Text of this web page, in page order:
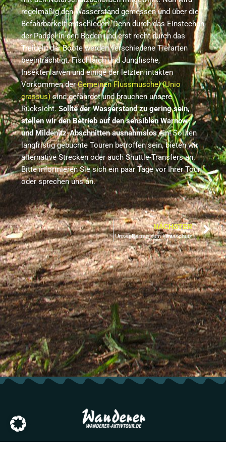
regelmäßig den Wasserstand gemessen und über die
Befahrbarkeit entschieden. Denn durch das Einstechen
der Paddel in den Boden und erst recht durch das
Treideln der Boote werden verschiedene Tierarten
beeinträchtigt. Fischlaich und Jungfische,
Insektenlarven und einige der letzten intakten
Vorkommen derGemeinen Flussmuschel (Unio
crassus)sind gefährdet und brauchen unsere
Rücksicht.Sollte der Wasserstand zu gering sein,
stellen wir den Betrieb auf den sensiblen Warnow-
und Mildenitz-Abschnitten ausnahmslos ein!Sollten
langfristig gebuchte Touren betroffen sein, bieten wir
alternative Strecken oder auch Shuttle-Transfers an.
Bitte informieren Sie sich ein paar Tage vor Ihrer Tour
oder sprechen uns an.
NÄCHSTER
Unser Beitrag zum Klimaschutz